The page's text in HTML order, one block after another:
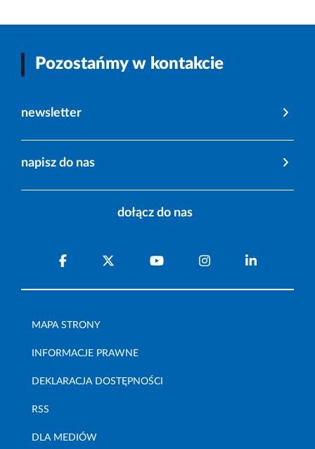
Pozostańmy w kontakcie
newsletter
napisz do nas
dołącz do nas
MAPA STRONY
INFORMACJE PRAWNE
DEKLARACJA DOSTĘPNOŚCI
RSS
DLA MEDIÓW